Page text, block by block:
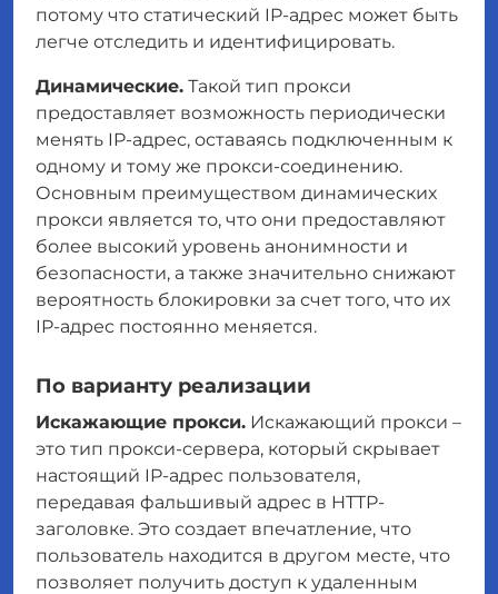
потому что статический IP-адрес может быть
легче отследить и идентифицировать.
Динамические. Такой тип прокси
предоставляет возможность периодически
менять IP-адрес, оставаясь подключенным к
одному и тому же прокси-соединению.
Основным преимуществом динамических
прокси является то, что они предоставляют
более высокий уровень анонимности и
безопасности, а также значительно снижают
вероятность блокировки за счет того, что их
IP-адрес постоянно меняется.
По варианту реализации
Искажающие прокси. Искажающий прокси –
это тип прокси-сервера, который скрывает
настоящий IP-адрес пользователя,
передавая фальшивый адрес в HTTP-
заголовке. Это создает впечатление, что
пользователь находится в другом месте, что
позволяет получить доступ к удаленным